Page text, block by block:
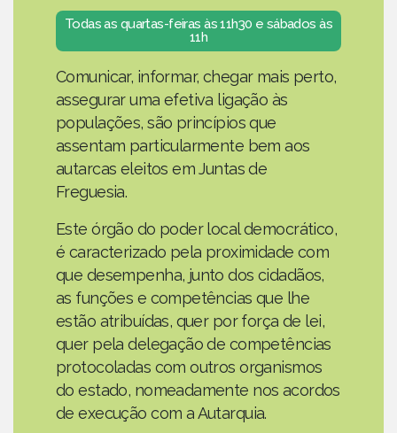
Todas as quartas-feiras às 11h30 e sábados às
11h
Comunicar, informar, chegar mais perto,
assegurar uma efetiva ligação às
populações, são princípios que
assentam particularmente bem aos
autarcas eleitos em Juntas de
Freguesia.
Este órgão do poder local democrático,
é caracterizado pela proximidade com
que desempenha, junto dos cidadãos,
as funções e competências que lhe
estão atribuídas, quer por força de lei,
quer pela delegação de competências
protocoladas com outros organismos
do estado, nomeadamente nos acordos
de execução com a Autarquia.